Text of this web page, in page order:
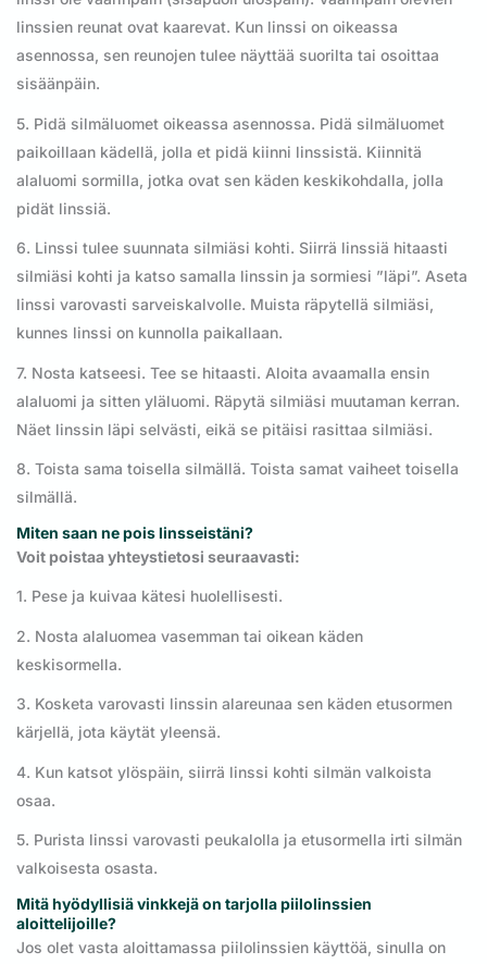
linssien reunat ovat kaarevat. Kun linssi on oikeassa
asennossa, sen reunojen tulee näyttää suorilta tai osoittaa
sisäänpäin.
5. Pidä silmäluomet oikeassa asennossa. Pidä silmäluomet
paikoillaan kädellä, jolla et pidä kiinni linssistä. Kiinnitä
alaluomi sormilla, jotka ovat sen käden keskikohdalla, jolla
pidät linssiä.
6. Linssi tulee suunnata silmiäsi kohti. Siirrä linssiä hitaasti
silmiäsi kohti ja katso samalla linssin ja sormiesi ”läpi”. Aseta
linssi varovasti sarveiskalvolle. Muista räpytellä silmiäsi,
kunnes linssi on kunnolla paikallaan.
7. Nosta katseesi. Tee se hitaasti. Aloita avaamalla ensin
alaluomi ja sitten yläluomi. Räpytä silmiäsi muutaman kerran.
Näet linssin läpi selvästi, eikä se pitäisi rasittaa silmiäsi.
8. Toista sama toisella silmällä. Toista samat vaiheet toisella
silmällä.
Miten saan ne pois linsseistäni?
Voit poistaa yhteystietosi seuraavasti:
1. Pese ja kuivaa kätesi huolellisesti.
2. Nosta alaluomea vasemman tai oikean käden
keskisormella.
3. Kosketa varovasti linssin alareunaa sen käden etusormen
kärjellä, jota käytät yleensä.
4. Kun katsot ylöspäin, siirrä linssi kohti silmän valkoista
osaa.
5. Purista linssi varovasti peukalolla ja etusormella irti silmän
valkoisesta osasta.
Mitä hyödyllisiä vinkkejä on tarjolla piilolinssien
aloittelijoille?
Jos olet vasta aloittamassa piilolinssien käyttöä, sinulla on